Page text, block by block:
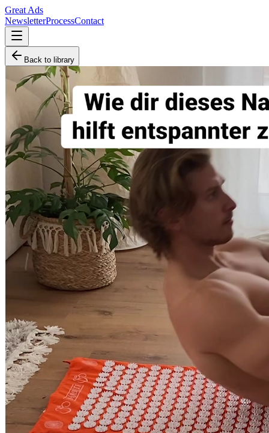
Great Ads
NewsletterProcessContact
Back to library